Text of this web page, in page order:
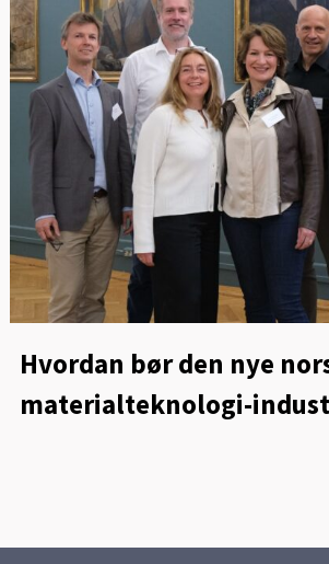
Hvordan bør den nye
materialteknologi-